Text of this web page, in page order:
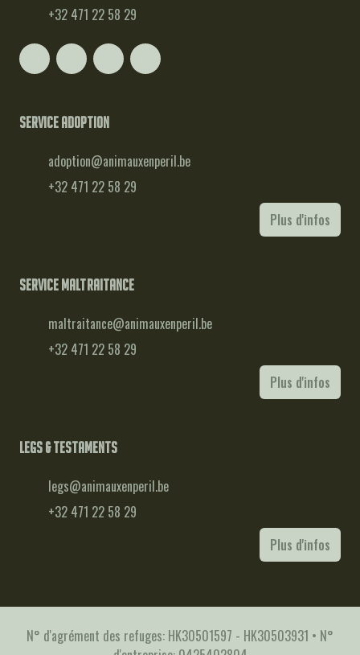
+32 471 22 58 29
Service adoption
adoption@animauxenperil.be
+32 471 22 58 29
Plus d'infos
Service maltraitance
maltraitance@animauxenperil.be
+32 471 22 58 29
Plus d'infos
Legs & testaments
legs@animauxenperil.be
+32 471 22 58 29
Plus d'infos
N° d'agrément des refuges: HK30501597 - HK30503931 • N°